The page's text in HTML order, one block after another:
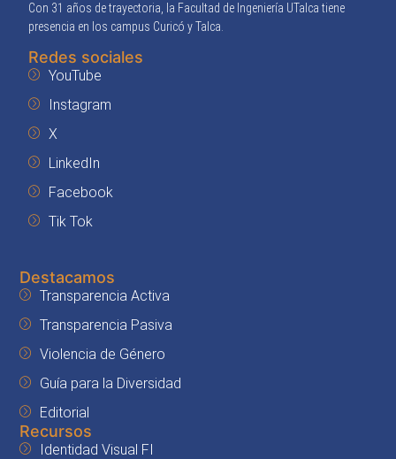
Con 31 años de trayectoria, la Facultad de Ingeniería UTalca tiene
presencia en los campus Curicó y Talca.
Redes sociales
YouTube
Instagram
X
LinkedIn
Facebook
Tik Tok
Destacamos
Transparencia Activa
Transparencia Pasiva
Violencia de Género
Guía para la Diversidad
Editorial
Recursos
Identidad Visual FI